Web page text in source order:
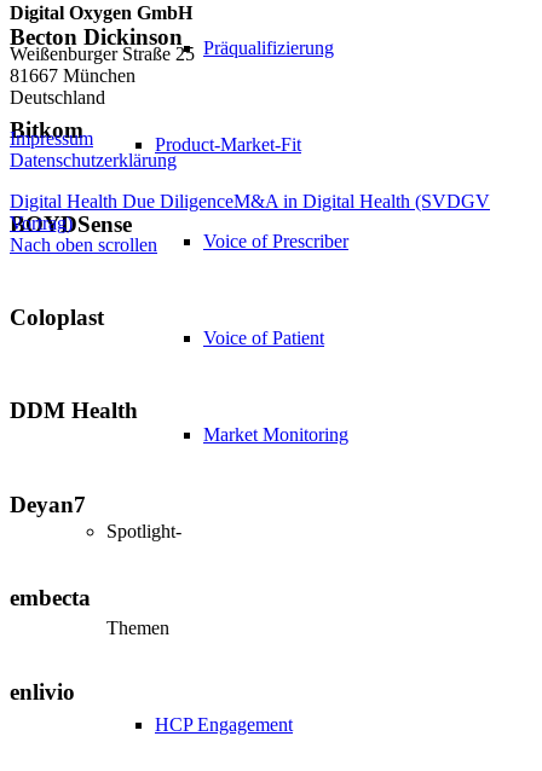
Präqualifizierung
Product-Market-Fit
Voice of Prescriber
Voice of Patient
Market Monitoring
Spotlight-
Themen
HCP Engagement
Becton Dickinson
Bitkom
BOYDSense
Coloplast
DDM Health
Deyan7
embecta
enlivio
Digital Oxygen GmbH
Weißenburger Straße 25
81667 München
Deutschland
Impressum
Datenschutzerklärung
Digital Health Due DiligenceM&A in Digital Health (SVDGV
Vortrag)
Nach oben scrollen